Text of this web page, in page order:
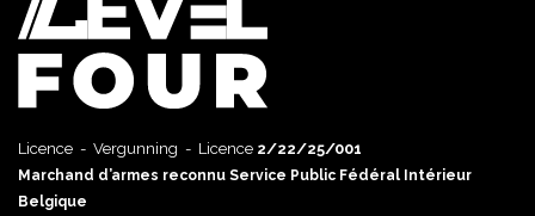
Licence - Vergunning - Licence 2/22/25/001
Marchand d’armes reconnu Service Public Fédéral Intérieur
Belgique